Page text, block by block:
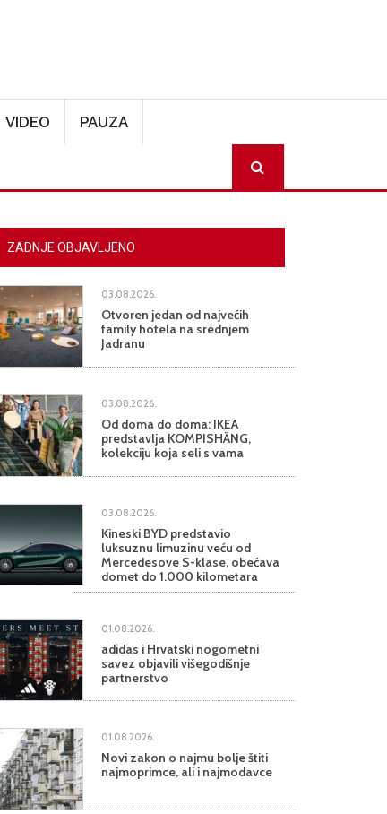
VIDEO PAUZA
ZADNJE OBJAVLJENO
03.08.2026.
Otvoren jedan od najvećih
family hotela na srednjem
Jadranu
03.08.2026.
Od doma do doma: IKEA
predstavlja KOMPISHÄNG,
kolekciju koja seli s vama
03.08.2026.
Kineski BYD predstavio
luksuznu limuzinu veću od
Mercedesove S-klase, obećava
domet do 1.000 kilometara
01.08.2026.
adidas i Hrvatski nogometni
savez objavili višegodišnje
partnerstvo
01.08.2026.
Novi zakon o najmu bolje štiti
najmoprimce, ali i najmodavce